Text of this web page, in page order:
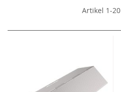
Artikel 1-20